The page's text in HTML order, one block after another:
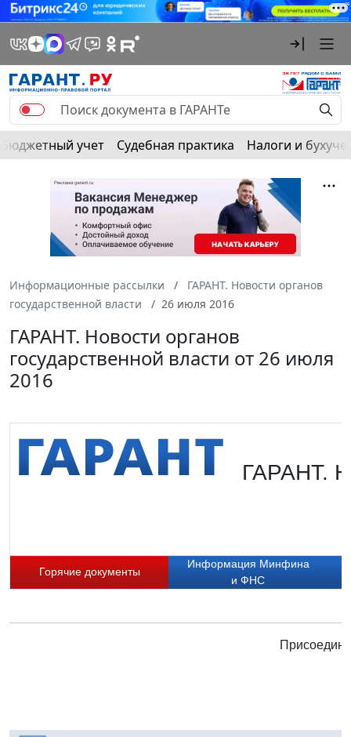
Бюджетный учет Судебная практика Налоги и
Информационные рассылки
ГАРАНТ. Новости органов
государственной власти
26 июля 2016
ГАРАНТ. Новости органов
государственной власти от 26 июля
2016
ГАРАНТ.
Горячие документы
Информация Минфина
и ФНС